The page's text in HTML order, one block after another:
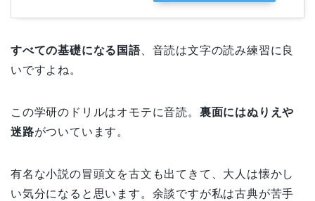
すべての基礎になる国語、音読は文字の読み練習に良
いですよね。
この学研のドリルはオモテに音読。 裏面にはぬりえや
迷路がついています。
有名な小説の冒頭文を古文も出てきて、大人は懐かし
い気分になると思います。余談ですが私は古典が苦手